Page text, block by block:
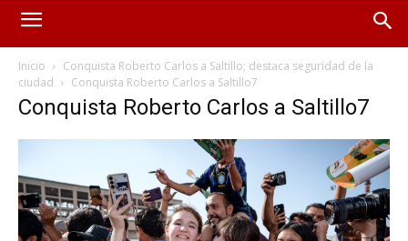
Inicio
Conquista Roberto Carlos a Saltillo; destaca seguridad de la
ciudad
Conquista Roberto Carlos a Saltillo7
Conquista Roberto Carlos a Saltillo7